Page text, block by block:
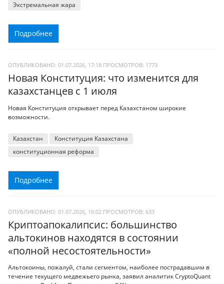
Экстремальная жара
Подробнее
ОПУБЛИКОВАНО: 01.07.2026, 17:18 ПРОСМОТРОВ: 1773
Новая Конституция: что изменится для
казахстанцев с 1 июля
Новая Конституция открывает перед Казахстаном широкие
возможности.
Казахстан
Конституция Казахстана
конституционная реформа
Подробнее
ОПУБЛИКОВАНО: 01.07.2026, 16:02 ПРОСМОТРОВ: 633
Криптоапокалипсис: большинство
альтокинов находятся в состоянии
«полной несостоятельности»
Альтокоины, пожалуй, стали сегментом, наиболее пострадавшим в
течение текущего медвежьего рынка, заявил аналитик CryptoQuant